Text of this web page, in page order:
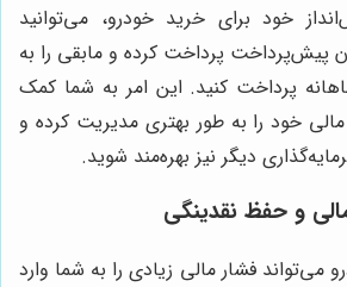
خود برای خرید خودرو، می‌توانید
پیش‌پرداخت پرداخت کرده و مابقی را به
پرداخت کنید. این امر به شما کمک
خود را به طور بهتری مدیریت کرده و
دیگر نیز بهره‌مند شوید.
و حفظ نقدینگی
می‌تواند فشار مالی زیادی را به شما وارد